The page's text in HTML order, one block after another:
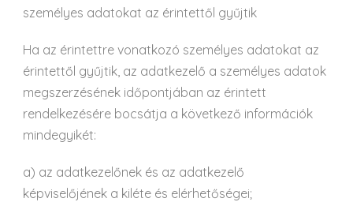
személyes adatokat az érintettől gyűjtik
Ha az érintettre vonatkozó személyes adatokat az
érintettől gyűjtik, az adatkezelő a személyes adatok
megszerzésének időpontjában az érintett
rendelkezésére bocsátja a következő információk
mindegyikét:
a) az adatkezelőnek és az adatkezelő
képviselőjének a kiléte és elérhetőségei;